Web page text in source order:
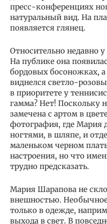
пресс-конференциях
натуральный вид. На
появляется глянец.
Относительно недавно
На публике она
бордовых босоножках, а
виднелся светло-
в приоритете у
гамма? Нет! Поскольку
замечена с артом в
фотография, где Мария
ногтями, в шляпе, и
маленьком черном
настроения, но что
трудно предсказать.
Мария Шарапова не
внешностью.
только в одежде,
выхода в свет. В